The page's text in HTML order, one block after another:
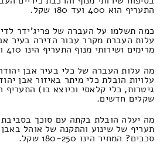
התעריף הוא 400 ועד 180 שקל.
כמה תשלמו על העברה של פריג'ידר
עלות העברת מקרר עבור הדירה בעיר
מרימים ושירותי מנוף התעריף הינו 410 וזה מגיע עד 190 שקלים.
מה עלות העברה של כלי בעיר אבן
עלויות הובלת כלי מיתר באיזור אבן
שקלים חדשים.
מה יעלה הובלת בקתה עם סוכך בסביבת
תעריף של שינוע והתקנה של אוהל
סככים? המחיר הינו 180-250 שקל.